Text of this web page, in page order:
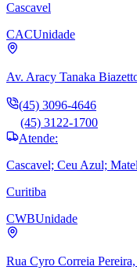
Cascavel
CACUnidade
Av. Aracy Tanaka
(45) 3096-4646
(45) 3122-1700
Atende:
Cascavel; Ceu Azul;
Curitiba
CWBUnidade
Rua Cyro Correia